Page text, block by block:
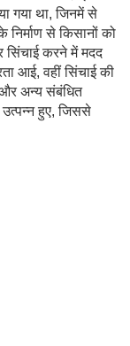
गया था, जिनमें से
निर्माण से किसानों को
करने में मदद
आई, वहीं सिंचाई की
और अन्य संबंधित
उत्पन्न हुए, जिससे